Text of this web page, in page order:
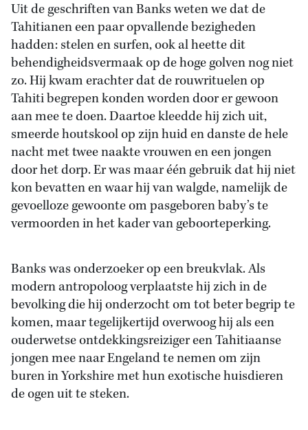
Uit de geschriften van Banks weten we dat de
Tahitianen een paar opvallende bezigheden
hadden: stelen en surfen, ook al heette dit
behendigheidsvermaak op de hoge golven nog niet
zo. Hij kwam erachter dat de rouwrituelen op
Tahiti begrepen konden worden door er gewoon
aan mee te doen. Daartoe kleedde hij zich uit,
smeerde houtskool op zijn huid en danste de hele
nacht met twee naakte vrouwen en een jongen
door het dorp. Er was maar één gebruik dat hij niet
kon bevatten en waar hij van walgde, namelijk de
gevoelloze gewoonte om pasgeboren baby’s te
vermoorden in het kader van geboorteperking.
Banks was onderzoeker op een breukvlak. Als
modern antropoloog verplaatste hij zich in de
bevolking die hij onderzocht om tot beter begrip te
komen, maar tegelijkertijd overwoog hij als een
ouderwetse ontdekkingsreiziger een Tahitiaanse
jongen mee naar Engeland te nemen om zijn
buren in Yorkshire met hun exotische huisdieren
de ogen uit te steken.